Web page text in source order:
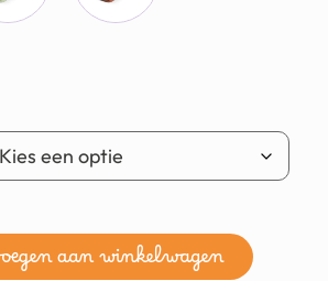
aan winkelwagen